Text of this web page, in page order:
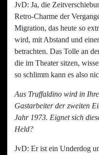
JvD: Ja, die
Retro-Charme der
Migration, das heute so
wird, mit Abstand und
betrachten. Das Tolle an
die im Theater sitzen,
so schlimm kann es also
Aus Truffaldino wird in
Gastarbeiter der zweiten
Jahr 1973. Eignet sich
Held?
JvD: Er ist ein Underdog